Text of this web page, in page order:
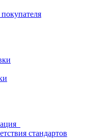
стандартов